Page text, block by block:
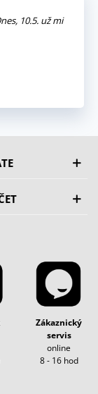
10.5. už mi
Zákaznický
servis
online
8 - 16 hod